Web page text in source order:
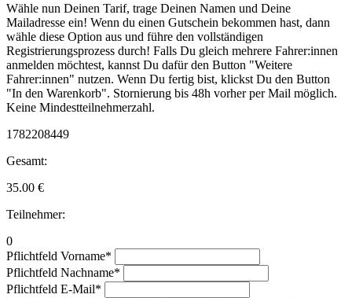
Wähle nun Deinen Tarif, trage Deinen Namen und Deine
Mailadresse ein! Wenn du einen Gutschein bekommen hast, dann
wähle diese Option aus und führe den vollständigen
Registrierungsprozess durch! Falls Du gleich mehrere Fahrer:innen
anmelden möchtest, kannst Du dafür den Button "Weitere
Fahrer:innen" nutzen. Wenn Du fertig bist, klickst Du den Button
"In den Warenkorb". Stornierung bis 48h vorher per Mail möglich.
Keine Mindestteilnehmerzahl.
1782208449
Gesamt:
35.00 €
Teilnehmer:
0
Pflichtfeld Vorname*
Pflichtfeld Nachname*
Pflichtfeld E-Mail*